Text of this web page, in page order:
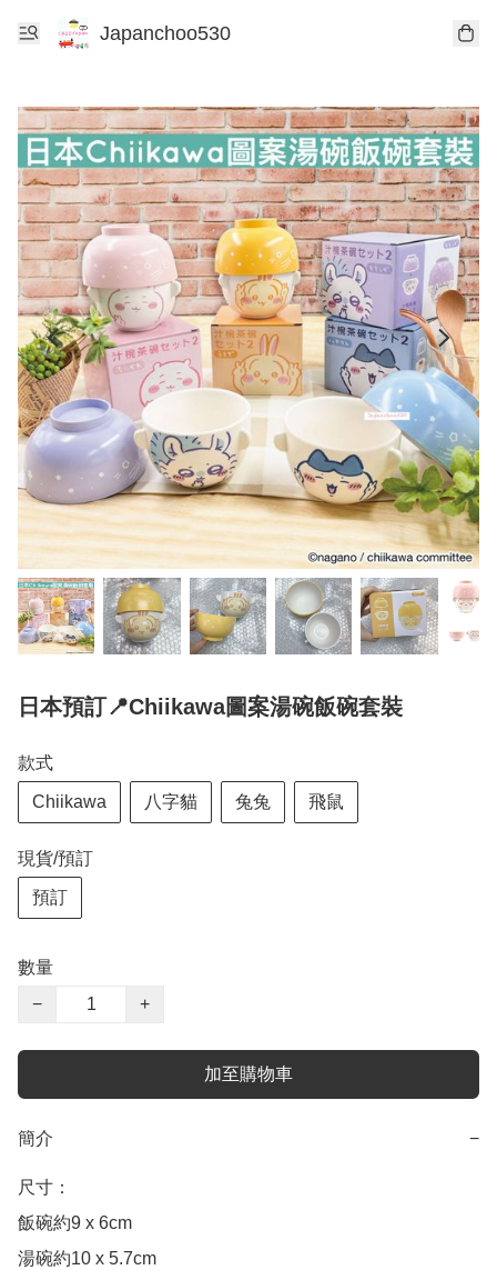
Japanchoo530
日本預訂📍Chiikawa圖案湯碗飯碗套裝
款式
Chiikawa 八字貓 兔兔 飛鼠
現貨/預訂
預訂
數量
−
+
加至購物車
簡介 −
尺寸：
飯碗約9 x 6cm
湯碗約10 x 5.7cm